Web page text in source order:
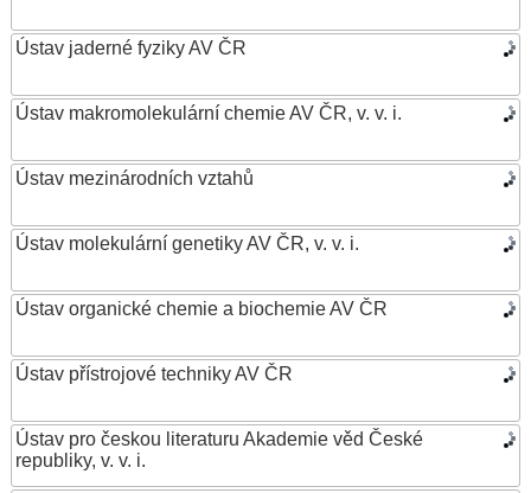
Ústav jaderné fyziky AV ČR
Ústav makromolekulární chemie AV ČR, v. v. i.
Ústav mezinárodních vztahů
Ústav molekulární genetiky AV ČR, v. v. i.
Ústav organické chemie a biochemie AV ČR
Ústav přístrojové techniky AV ČR
Ústav pro českou literaturu Akademie věd České
republiky, v. v. i.